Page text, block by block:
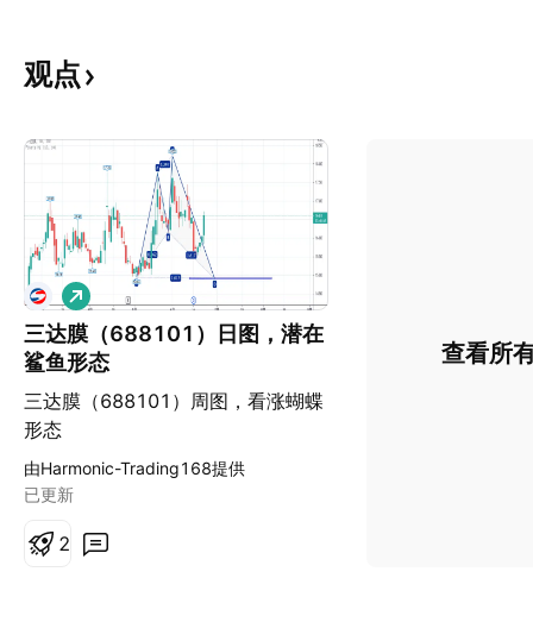
观点
三达膜（688101）日图，潜在
鲨鱼形态
三达膜（688101）周图，看涨蝴蝶
形态
做
多
由Harmonic-Trading168提供
已更新
2
查看所